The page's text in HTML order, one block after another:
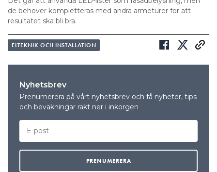
de behöver kompletteras med andra armeturer för att
resultatet ska bli bra.
ELTEKNIK OCH INSTALLATION
Nyhetsbrev
Prenumerera på vårt nyhetsbrev och få nyheter, tips
och bevakningar rakt ner i inkorgen